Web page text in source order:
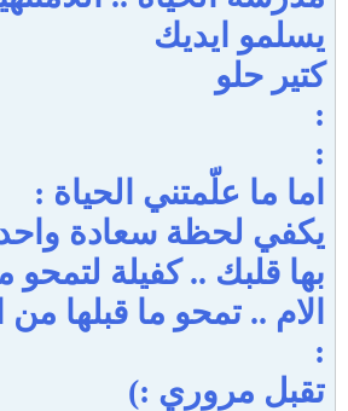
يسلمو ايديك
كتير حلو
:
:
اما ما علّمتني الحياة :
يكفي لحظة سعادة
بها قلبك .. كفيلة لتمحو
الام .. تمحو ما قبلها
:
تقبل مروري :)